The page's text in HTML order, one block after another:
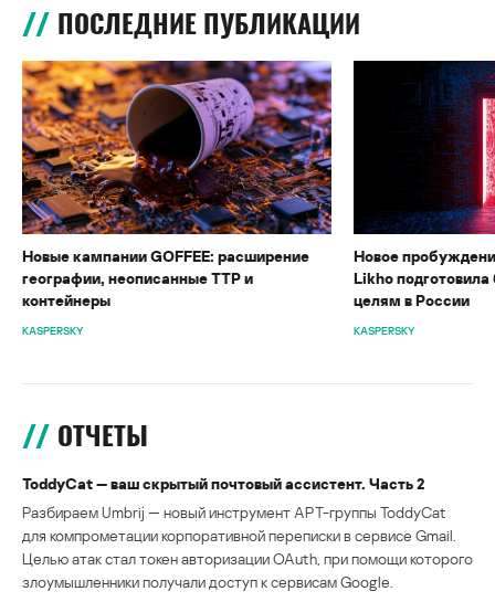
ПОСЛЕДНИЕ ПУБЛИКАЦИИ
Новые кампании GOFFEE: расширение
географии, неописанные TTP и
контейнеры
KASPERSKY
Новое
Likho
целям в России
KASPERSKY
ОТЧЕТЫ
ToddyCat — ваш скрытый почтовый ассистент. Часть 2
Разбираем Umbrij — новый инструмент APT-группы ToddyCat
для компрометации корпоративной переписки в сервисе Gmail.
Целью атак стал токен авторизации OAuth, при помощи которого
злоумышленники получали доступ к сервисам Google.